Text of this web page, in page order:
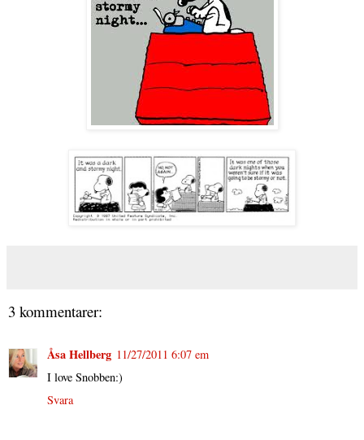
3 kommentarer:
Åsa Hellberg 11/27/2011 6:07 em
I love Snobben:)
Svara